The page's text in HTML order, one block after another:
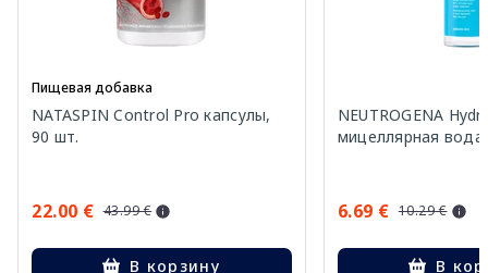
Пищевая добавка
NATASPIN Control Pro капсулы,
90 шт.
22.00 € 43.99 €
В корзину
NEUTROGENA
мицеллярная
6.69 € 10.29 €
В